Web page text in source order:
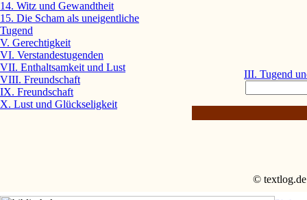
III. Tugend
14. Witz und Gewandtheit
15. Die Scham als uneigentliche
Tugend
V. Gerechtigkeit
VI. Verstandestugenden
VII. Enthaltsamkeit und Lust
VIII. Freundschaft
IX. Freundschaft
X. Lust und Glückseligkeit
© textlog.de